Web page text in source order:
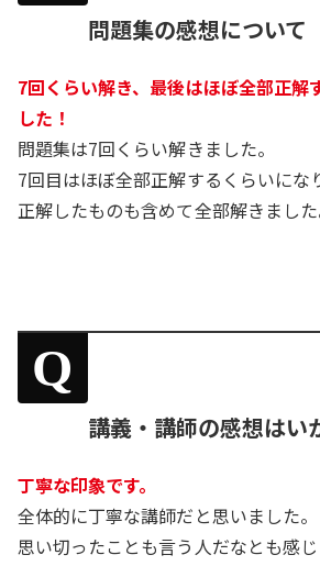
問題集の感想について
7回くらい解き、最後はほぼ全部正解
した！
問題集は7回くらい解きました。
7回目はほぼ全部正解するくらいにな
正解したものも含めて全部解きました
Q
講義・講師の感想はい
丁寧な印象です。
全体的に丁寧な講師だと思いました。
思い切ったことも言う人だなとも感じ